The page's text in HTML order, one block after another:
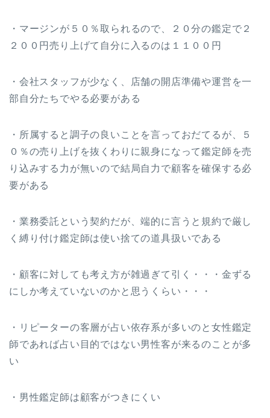
・マージンが５０％取られるので、２０分の鑑定で２
２００円売り上げて自分に入るのは１１００円
・会社スタッフが少なく、店舗の開店準備や運営を一
部自分たちでやる必要がある
・所属すると調子の良いことを言っておだてるが、５
０％の売り上げを抜くわりに親身になって鑑定師を売
り込みする力が無いので結局自力で顧客を確保する必
要がある
・業務委託という契約だが、端的に言うと規約で厳し
く縛り付け鑑定師は使い捨ての道具扱いである
・顧客に対しても考え方が雑過ぎて引く・・・金ずる
にしか考えていないのかと思うくらい・・・
・リピーターの客層が占い依存系が多いのと女性鑑定
師であれば占い目的ではない男性客が来るのことが多
い
・男性鑑定師は顧客がつきにくい